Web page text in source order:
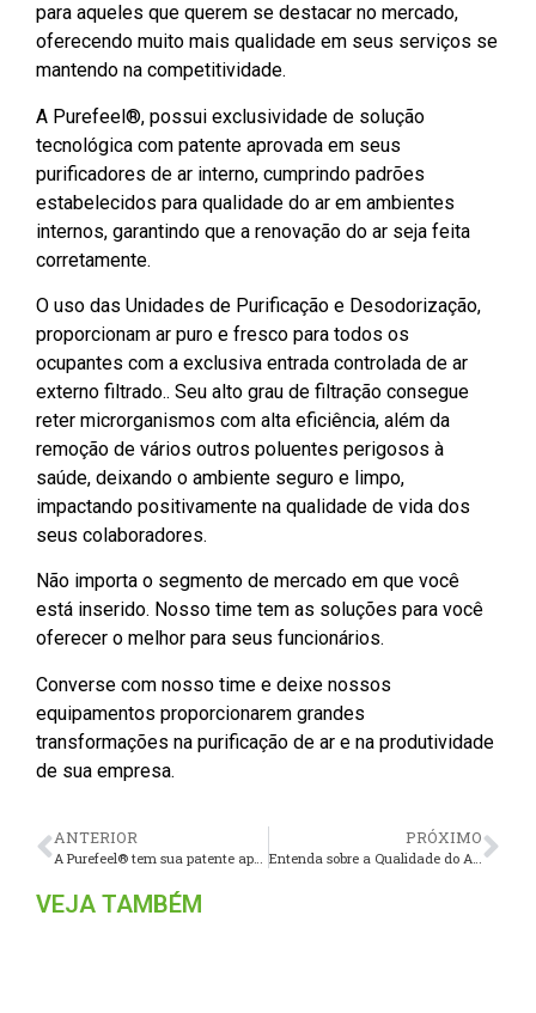
para aqueles que querem se destacar no mercado,
oferecendo muito mais qualidade em seus serviços se
mantendo na competitividade.
A Purefeel®, possui exclusividade de solução
tecnológica com patente aprovada em seus
purificadores de ar interno, cumprindo padrões
estabelecidos para qualidade do ar em ambientes
internos, garantindo que a renovação do ar seja feita
corretamente.
O uso das Unidades de Purificação e Desodorização,
proporcionam ar puro e fresco para todos os
ocupantes com a exclusiva entrada controlada de ar
externo filtrado.. Seu alto grau de filtração consegue
reter microrganismos com alta eficiência, além da
remoção de vários outros poluentes perigosos à
saúde, deixando o ambiente seguro e limpo,
impactando positivamente na qualidade de vida dos
seus colaboradores.
Não importa o segmento de mercado em que você
está inserido. Nosso time tem as soluções para você
oferecer o melhor para seus funcionários.
Converse com nosso time e deixe nossos
equipamentos proporcionarem grandes
transformações na purificação de ar e na produtividade
de sua empresa.
ANTERIOR
A Purefeel® tem sua patente aprovada: Purificador com renovação de Ar
PRÓXIMO
Entenda sobre a Qualidade do Ar Interior e o rendimento escolar
VEJA TAMBÉM